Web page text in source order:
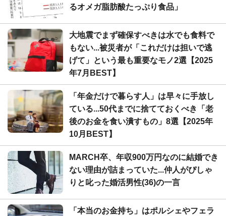
るオメガ脂肪酸たっぷり食品」
大地震でまず確保すべきは水でも食料で
もない...被災者が「これだけは担いで逃
げて」という最も重要なモノ2選【2025
年7月BEST】
「年金だけで暮らす人」は早々に手放し
ている...50代までに捨てておくべき「老
後のお金を食い潰すもの」8選【2025年
10月BEST】
MARCH卒、年収900万円なのに結婚でき
ない理由が詰まっていた...仲人がぴしゃ
りと叱った婚活男性(36)の一言
「本当のお金持ち」はポルシェやフェラ